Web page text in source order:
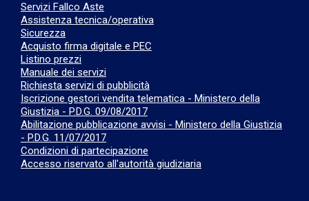
Servizi Fallco Aste
Assistenza tecnica/operativa
Sicurezza
Acquisto firma digitale e PEC
Listino prezzi
Manuale dei servizi
Richiesta servizi di pubblicità
Iscrizione gestori vendita telematica - Ministero della
Giustizia - P.D.G. 09/08/2017
Abilitazione pubblicazione avvisi - Ministero della Giustizia
- P.D.G. 11/07/2017
Condizioni di partecipazione
Accesso riservato all'autorità giudiziaria